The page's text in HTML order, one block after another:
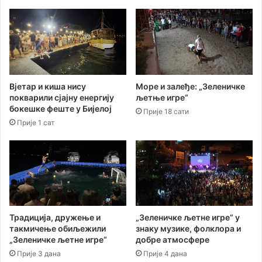
ц
и
ј
а
“
п
а
р
т
н
е
а
д
в
а
м
е
ђ
о
д
и
н
а
о
п
о
ј
л
к
ш
е
п
о
р
Вјетар и киша нису
покварили сјајну енергију
бокешке феште у Бијелој
Прије 1 сат
Море и залеђе: „Зеленичке
љетње игре“
Прије 18 сати
Традиција, дружење и
такмичење обиљежили
„Зеленичке љетне игре“
Прије 3 дана
„Зеленичке љетне игре“ у
знаку музике, фолклора и
добре атмосфере
Прије 4 дана